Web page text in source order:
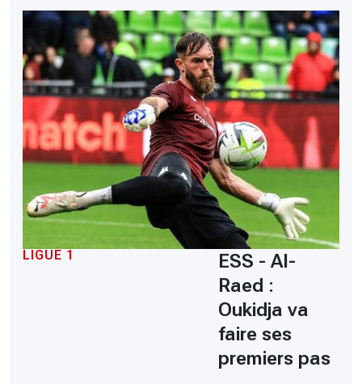
LIGUE 1
ESS - Al-
Raed :
Oukidja va
faire ses
premiers pas